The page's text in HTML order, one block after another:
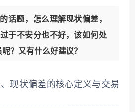
话题，怎么理解现状偏差，
于不安分也不好，该如何处
呢？又有什么好建议？
现状偏差的核心定义与交易